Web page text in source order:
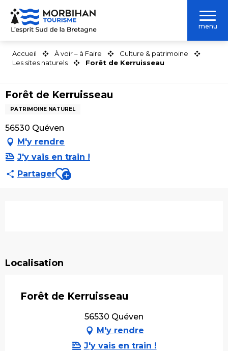
Aller
contenu
menu
Accueil À voir – à Faire
Culture & patrimoine
Les sites naturels
Forêt de Kerruisseau
Forêt de Kerruisseau
PATRIMOINE NATUREL
56530 Quéven
M'y rendre
J'y vais en train !
PartagerAjouter aux favoris
Localisation
Forêt de Kerruisseau
56530 Quéven
M'y rendre
J'y vais en train !